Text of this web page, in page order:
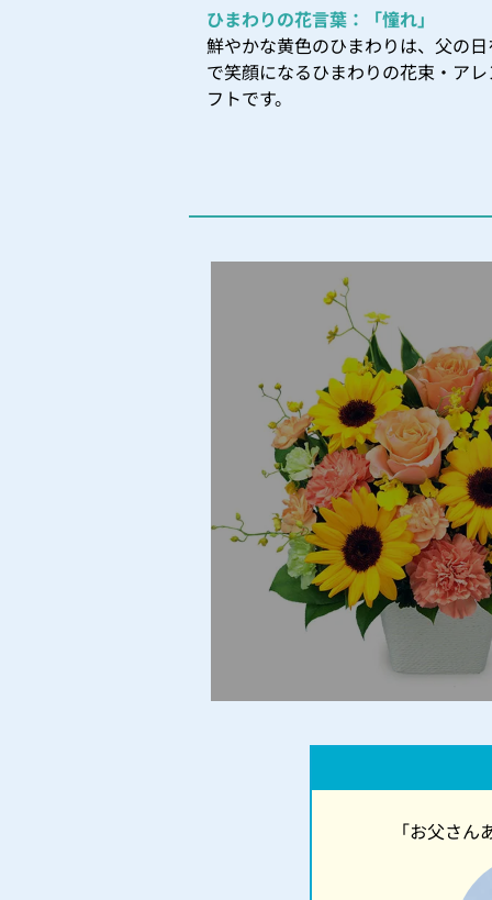
ひまわりの花言葉：「憧れ」
鮮やかな黄色のひまわりは、父の
で笑顔になるひまわりの花束・ア
フトです。
「お父さ